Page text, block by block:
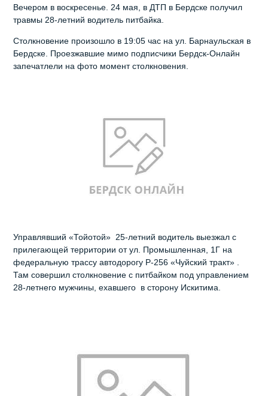
Вечером в воскресенье. 24 мая, в ДТП в Бердске получил
травмы 28-летний водитель питбайка.
Столкновение произошло в 19:05 час на ул. Барнаульская в
Бердске. Проезжавшие мимо подписчики Бердск-Онлайн
запечатлели на фото момент столкновения.
Управлявший «Тойотой» 25-летний водитель выезжал с
прилегающей территории от ул. Промышленная, 1Г на
федеральную трассу автодорогу Р-256 «Чуйский тракт» .
Там совершил столкновение с питбайком под управлением
28-летнего мужчины, ехавшего в сторону Искитима.